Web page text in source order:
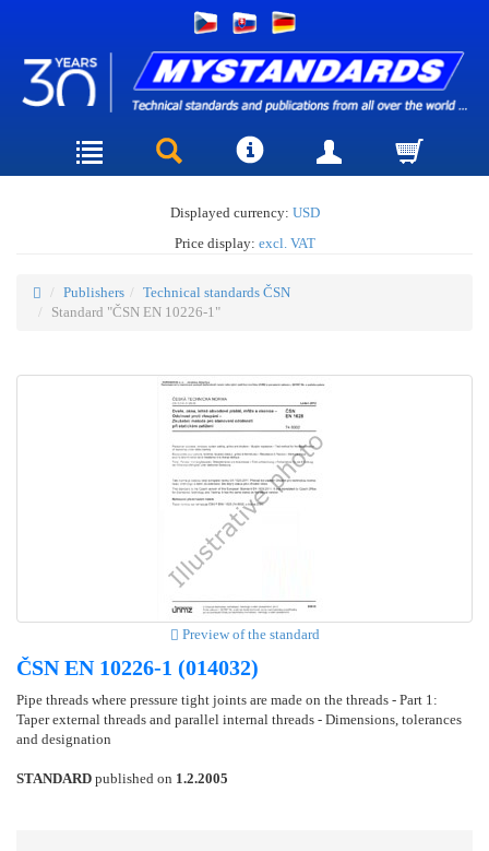
Displayed currency: USD
Price display: excl. VAT
Publishers
Technical standards ČSN
Standard "ČSN EN 10226-1"
Preview of the standard
ČSN EN 10226-1 (014032)
Pipe threads where pressure tight joints are made on the threads - Part 1:
Taper external threads and parallel internal threads - Dimensions, tolerances
and designation
STANDARD published on 1.2.2005